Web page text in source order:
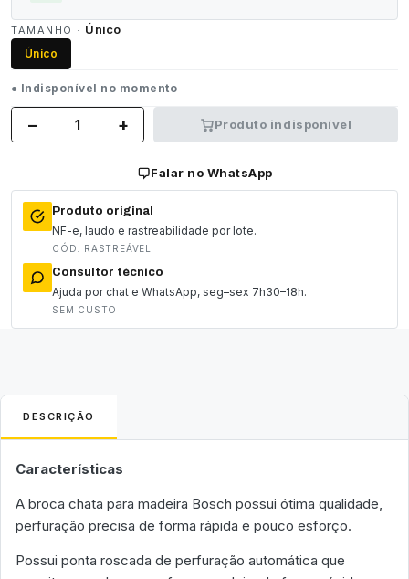
TAMANHO · Único
Único
● Indisponível no momento
− + Produto indisponível
Falar no WhatsApp
Produto original
NF-e, laudo e rastreabilidade por lote.
CÓD. RASTREÁVEL
Consultor técnico
Ajuda por chat e WhatsApp, seg–sex 7h30–18h.
SEM CUSTO
DESCRIÇÃO
Características
A broca chata para madeira Bosch possui ótima qualidade,
perfuração precisa de forma rápida e pouco esforço.
Possui ponta roscada de perfuração automática que